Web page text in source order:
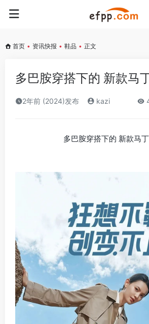
首页 • 资讯快报 • 鞋品 • 正文
多巴胺穿搭下的 新款马
2年前 (2024)发布 kazi
多巴胺穿搭下的 新款马